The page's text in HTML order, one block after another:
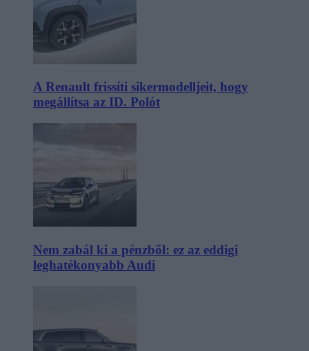
A Renault frissíti sikermodelljeit, hogy
megállítsa az ID. Polót
Nem zabál ki a pénzből: ez az eddigi
leghatékonyabb Audi